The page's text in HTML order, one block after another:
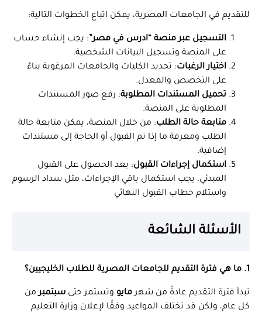
للتقديم في الجامعات المصرية، يمكن اتباع الخطوات التالية:
التسجيل عبر منصة “ادرس في مصر”: يجب إنشاء حساب
على المنصة وتسجيل البيانات الشخصية.
اختيار الرغبات: تحديد الكليات والجامعات المرغوبة بناءً
على التخصص والمعدل.
تحميل المستندات المطلوبة: رفع صور المستندات
المطلوبة على المنصة.
متابعة حالة الطلب: من خلال المنصة، يمكن متابعة حالة
الطلب ومعرفة ما إذا تم القبول أو الحاجة إلى مستندات
إضافية.
استكمال إجراءات القبول: بعد الحصول على القبول
المبدئي، يجب استكمال باقي الإجراءات، مثل سداد الرسوم
واستلام خطاب القبول النهائي
الأسئلة الشائعة
1. ما هي فترة التقديم للجامعات المصرية للطلاب الخليجيين؟
تبدأ فترة التقديم عادةً من شهرمايو وتستمر حتى سبتمبرمن
كل عام، ولكن قد تختلف المواعيد وفقًا لإعلان وزارة التعليم